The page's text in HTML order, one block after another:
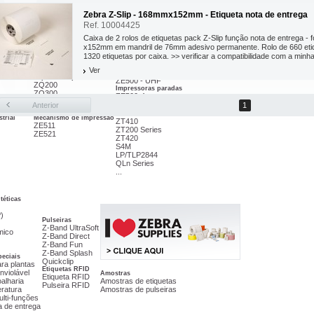
industrial
ZQ200
ZQ300
ZQ500
ZQ600
Mecanismo de impressão
ZE511
ZE521
Impressora RFID
ZD500 - UHF
ZT400 - UHF
ZE500 - UHF
Impressoras paradas
ZE500-4
ZT410
ZT200 Series
ZT420
S4M
LP/TLP2844
QLn Series
plantas
funções
de entrega
Pulseiras
Z-Band UltraSoft
Z-Band Direct
Z-Band Fun
Z-Band Splash
Quickclip
Etiquetas RFID
Etiqueta RFID
Pulseira RFID
Amostras
Amostras de etiquetas
Amostras de pulseiras
Zebra Z-Slip - 168mmx152mm - Etiqueta nota de entrega
Ref. 10004425
Caixa de 2 rolos de etiquetas pack Z-Slip função nota de entrega -
x152mm em mandril de 76mm adesivo permanente. Rolo de 660
1320 etiquetas por caixa. >> verificar a compatibilidade com a
Ver
Anterior 1